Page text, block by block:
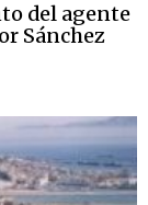
del agente
Sánchez